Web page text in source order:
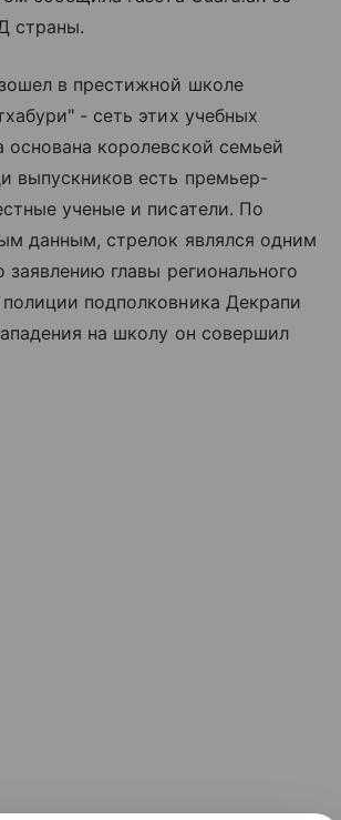
страны.
в престижной школе
- сеть этих учебных
основана королевской семьей
выпускников есть премьер-
ученые и писатели. По
данным, стрелок являлся одним
заявлению главы регионального
подполковника Декрапи
на школу он совершил